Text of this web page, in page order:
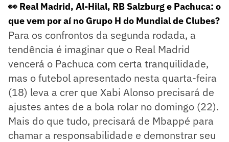
👀 Real Madrid, Al-Hilal, RB Salzburg e Pachuca: o
que vem por aí no Grupo H do Mundial de Clubes?
Para os confrontos da segunda rodada, a
tendência é imaginar que o Real Madrid
vencerá o Pachuca com certa tranquilidade,
mas o futebol apresentado nesta quarta-feira
(18) leva a crer que Xabi Alonso precisará de
ajustes antes de a bola rolar no domingo (22).
Mais do que tudo, precisará de Mbappé para
chamar a responsabilidade e demonstrar seu